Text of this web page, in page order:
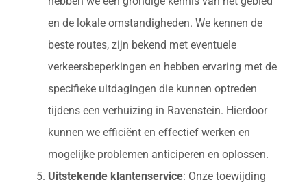
en de lokale omstandigheden. We kennen de
beste routes, zijn bekend met eventuele
verkeersbeperkingen en hebben ervaring met de
specifieke uitdagingen die kunnen optreden
tijdens een verhuizing in Ravenstein. Hierdoor
kunnen we efficiënt en effectief werken en
mogelijke problemen anticiperen en oplossen.
Uitstekende klantenservice: Onze toewijding